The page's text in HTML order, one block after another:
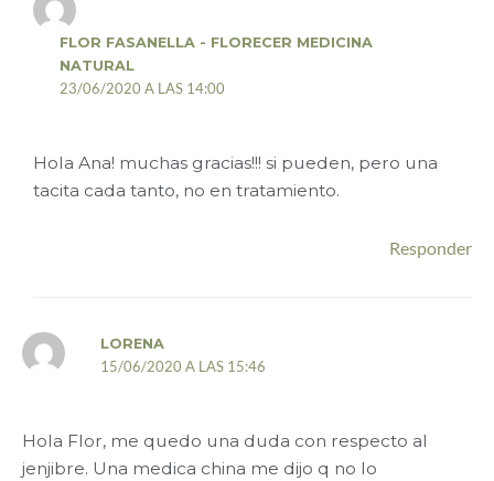
FLOR FASANELLA - FLORECER MEDICINA
NATURAL
23/06/2020 A LAS 14:00
Hola Ana! muchas gracias!!! si pueden, pero una
tacita cada tanto, no en tratamiento.
Responder
LORENA
15/06/2020 A LAS 15:46
Hola Flor, me quedo una duda con respecto al
jenjibre. Una medica china me dijo q no lo